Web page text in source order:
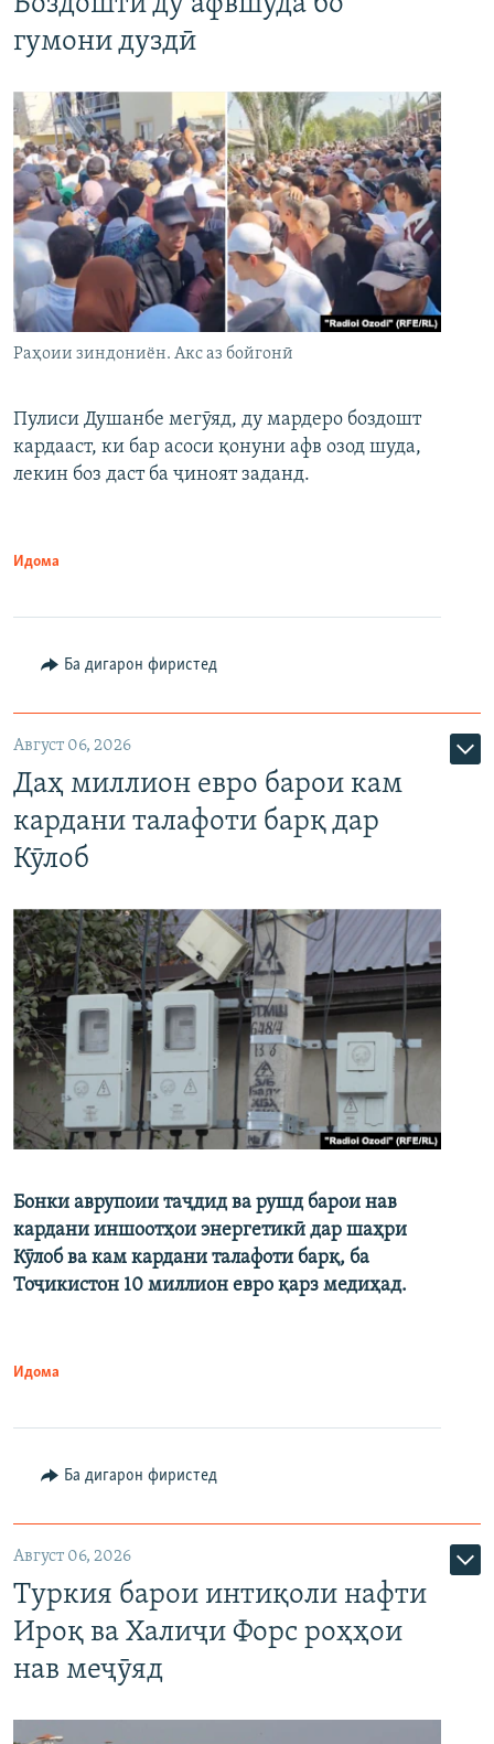
гумони дуздӣ
Раҳоии зиндониён. Акс аз бойгонӣ
Пулиси Душанбе мегӯяд, ду мардеро боздошт
кардааст, ки бар асоси қонуни афв озод шуда,
лекин боз даст ба ҷиноят заданд.
Идома
Ба дигарон фиристед
Август 06, 2026
Даҳ миллион евро барои кам
кардани талафоти барқ дар
Кӯлоб
Бонки аврупоии таҷдид ва рушд барои нав
кардани иншоотҳои энергетикӣ дар шаҳри
Кӯлоб ва кам кардани талафоти барқ, ба
Тоҷикистон 10 миллион евро қарз медиҳад.
Идома
Ба дигарон фиристед
Август 06, 2026
Туркия барои интиқоли нафти
Ироқ ва Халиҷи Форс роҳҳои
нав меҷӯяд